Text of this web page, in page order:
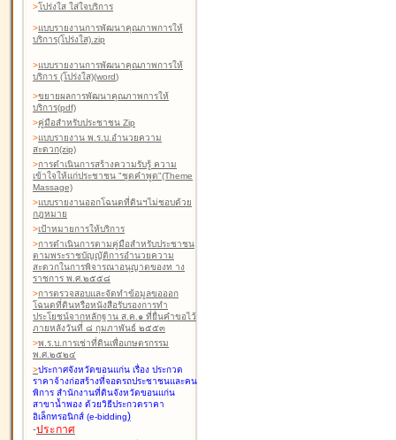
>โปร่งใส ใส่ใจบริการ
>แบบรายงานการพัฒนาคุณภาพการให้
บริการ(โปร่งใส).zip
>แบบรายงานการพัฒนาคุณภาพการให้
บริการ (โปร่งใส)(word)
>ขยายผลการพัฒนาคุณภาพการให้
บริการ(pdf)
>คู่มือสำหรับประชาชน Zip
>แบบรายงาน พ.ร.บ.อำนวยความ
สะดวก(zip)
>การดำเนินการสร้างความรับรู้ ความ
เข้าใจให้แก่ประชาชน "ชุดคำพูด"(Theme
Massage)
>แบบรายงานออกโฉนดที่ดินฯไม่ชอบด้วย
กฎหมาย
>เป้าหมายการให้บริการ
>การดำเนินการตามคู่มือสำหรับประชาชน
ตามพระราชบัญญัติการอำนวยความ
สะดวกในการพิจารณาอนุญาตของท าง
ราชการ พ.ศ.๒๕๕๘
>การตรวจสอบและจัดทำข้อมูลขอออก
โฉนดที่ดินหรือหนังสือรับรองการทำ
ประโยชน์จากหลักฐาน ส.ค.๑ ที่ยื่นคำขอไว้
ภายหลังวันที่ ๘ กุมภาพันธ์ ๒๕๕๓
>พ.ร.บ.การเช่าที่ดินเพื่อเกษตรกรรม
พ.ศ.๒๕๒๔
>ประกาศจังหวัดขอนแก่น เรื่อง ประกวด
ราคาจ้างก่อสร้างที่จอดรถประชาชนและคน
พิการ สำนักงานที่ดินจังหวัดขอนแก่น
สาขาน้ำพอง ด้วยวิธีประกวดราคา
อิเล็กทรอนิกส์ (e-bidding)
-ประกาศ